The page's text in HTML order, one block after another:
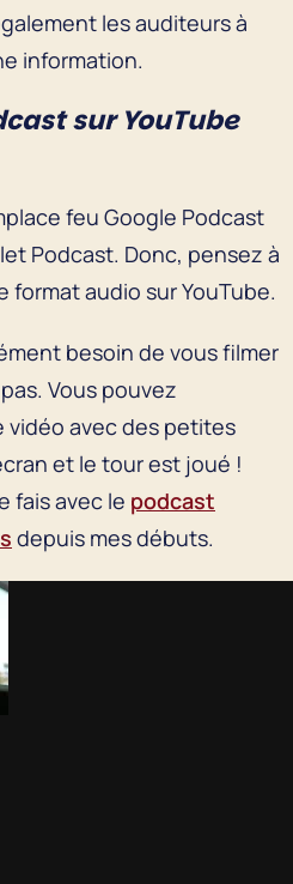
les auditeurs à
information.
sur YouTube
feu Google Podcast
Podcast. Donc, pensez à
audio sur YouTube.
besoin de vous filmer
Vous pouvez
vidéo avec des petites
et le tour est joué !
fais avec le podcast
depuis mes débuts.